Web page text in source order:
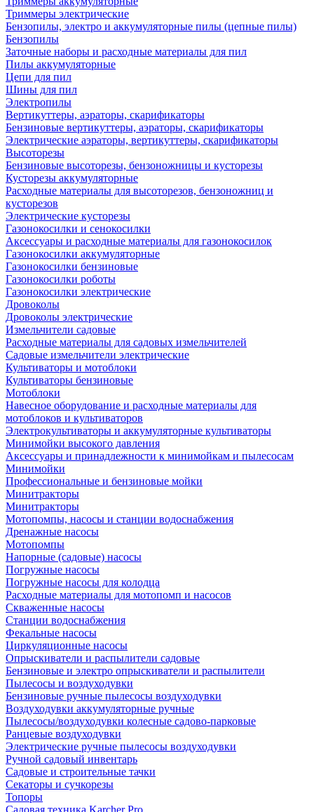
Триммеры электрические
Бензопилы, электро и аккумуляторные пилы (цепные пилы)
Бензопилы
Заточные наборы и расходные материалы для пил
Пилы аккумуляторные
Цепи для пил
Шины для пил
Электропилы
Вертикуттеры, аэраторы, скарификаторы
Бензиновые вертикуттеры, аэраторы, скарификаторы
Электрические аэраторы, вертикуттеры, скарификаторы
Высоторезы
Бензиновые высоторезы, бензоножницы и кусторезы
Кусторезы аккумуляторные
Расходные материалы для высоторезов, бензоножниц и
кусторезов
Электрические кусторезы
Газонокосилки и сенокосилки
Аксессуары и расходные материалы для газонокосилок
Газонокосилки аккумуляторные
Газонокосилки бензиновые
Газонокосилки роботы
Газонокосилки электрические
Дровоколы
Дровоколы электрические
Измельчители садовые
Расходные материалы для садовых измельчителей
Садовые измельчители электрические
Культиваторы и мотоблоки
Культиваторы бензиновые
Мотоблоки
Навесное оборудование и расходные материалы для
мотоблоков и культиваторов
Электрокультиваторы и аккумуляторные культиваторы
Минимойки высокого давления
Аксессуары и принадлежности к минимойкам и пылесосам
Минимойки
Профессиональные и бензиновые мойки
Минитракторы
Минитракторы
Мотопомпы, насосы и станции водоснабжения
Дренажные насосы
Мотопомпы
Напорные (садовые) насосы
Погружные насосы
Погружные насосы для колодца
Расходные материалы для мотопомп и насосов
Скваженные насосы
Станции водоснабжения
Фекальные насосы
Циркуляционные насосы
Опрыскиватели и распылители садовые
Бензиновые и электро опрыскиватели и распылители
Пылесосы и воздуходувки
Бензиновые ручные пылесосы воздуходувки
Воздуходувки аккумуляторные ручные
Пылесосы/воздуходувки колесные садово-парковые
Ранцевые воздуходувки
Электрические ручные пылесосы воздуходувки
Ручной садовый инвентарь
Садовые и строительные тачки
Секаторы и сучкорезы
Топоры
Садовая техника Karcher Pro